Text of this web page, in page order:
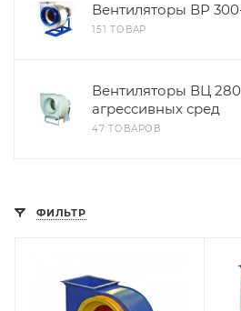
Вентиляторы ВР
151 ТОВАР
Вентиляторы ВЦ
агрессивных сред
47 ТОВАРОВ
ФИЛЬТР